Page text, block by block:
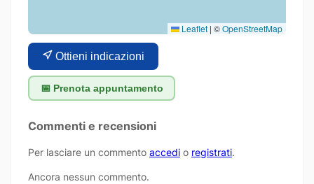
Leaflet | ©OpenStreetMap
Ottieni indicazioni
📅 Prenota appuntamento
Commenti e recensioni
Per lasciare un commento accedi o registrati.
Ancora nessun commento.